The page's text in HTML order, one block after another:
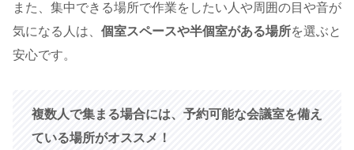
また、集中できる場所で作業をしたい人や周囲の目や音が
気になる人は、 個室スペースや半個室がある場所を選ぶと
安心です。
複数人で集まる場合には、予約可能な会議室を備え
ている場所がオススメ！